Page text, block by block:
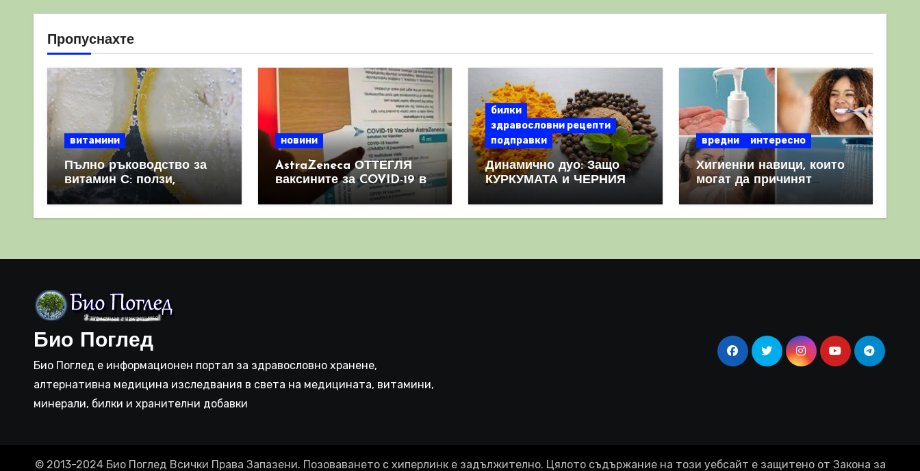
Пропуснахте
витамини
Пълно ръководство за
витамин С: ползи,
източници и защо е
важен за имунната
новини
AstraZeneca ОТТЕГЛЯ
ваксините за COVID-19 в
световен мащаб, след
като призна, че те
билки
здравословни рецепти
подправки
Динамично дуо: Защо
КУРКУМАТА и ЧЕРНИЯ
комбинация
вредни интересно
Хигиенни навици, които
могат да причинят
повече вреда, отколкото
полза
Био Поглед
Био Поглед е информационен портал за здравословно хранене,
алтернативна медицина изследвания в света на медицината, витамини,
минерали, билки и хранителни добавки
© 2013-2024 Био Поглед Всички Права Запазени. Позоваването с хиперлинк е задължително. Цялото съдържание на този уебсайт е защитено от Закона за